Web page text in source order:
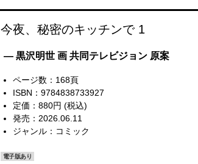
今夜、秘密のキッチンで 1
— 黒沢明世 画 共同テレビジョン 原案
ページ数：168頁
ISBN：9784838733927
定価：880円 (税込)
発売：2026.06.11
ジャンル： コミック
電子版あり